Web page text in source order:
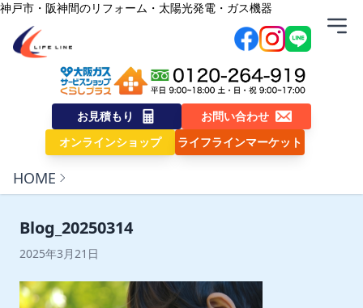
内容をスキップ
神戸市・阪神間のリフォーム・太陽光発電・ガス機器
株式会社ライフライン
お見積もり
お問い合わせ
オンラインショップ
ライフラインマーケット
HOME
Blog_20250314
2025年3月21日